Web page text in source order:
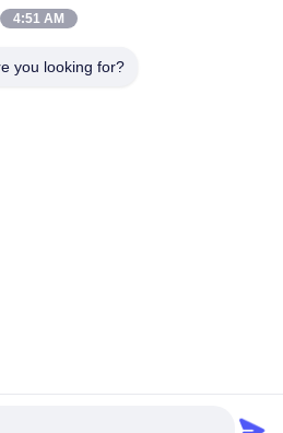
Heavy Truck International Trade
4:51 AM
you looking for?